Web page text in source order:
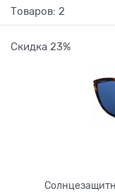
Товаров: 2
Скидка 23%